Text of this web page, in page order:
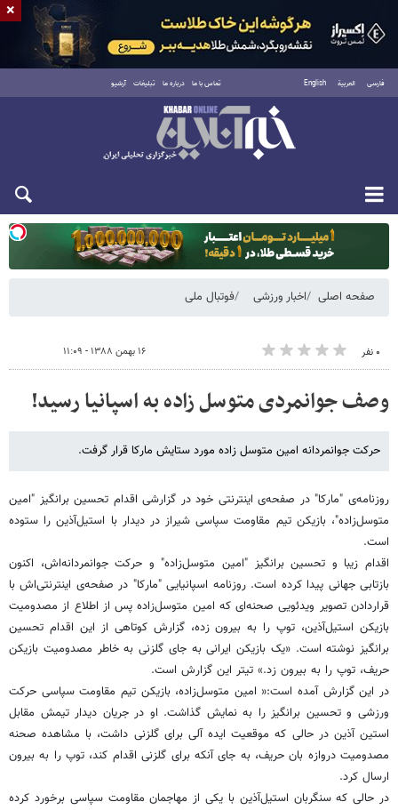
فارسی العربية English تماس با ما درباره ما تبلیغات آرشیو
یکشنبه ۱۸ مرداد ۱۴۰۵
صفحه اصلی اخبار ورزشی فوتبال ملی
۰ نفر ۱۶ بهمن ۱۳۸۸ - ۱۱:۰۹
وصف جوانمردی متوسل زاده به اسپانیا رسید!
حرکت جوانمردانه امین متوسل زاده مورد ستایش مارکا قرار گرفت.
روزنامه‌ی "مارکا" در صفحه‌ی اینترنتی خود در گزارشی اقدام تحسین برانگیز "امین
متوسل‌زاده"، بازیکن تیم مقاومت سپاسی شیراز در دیدار با استیل‌آذین را ستوده
است.
اقدام زیبا و تحسین برانگیز "امین متوسل‌زاده" و حرکت جوانمردانه‌اش، اکنون
بازتابی جهانی پیدا کرده است. روزنامه اسپانیایی "مارکا" در صفحه‌ی اینترنتی‌اش با
قراردادن تصویر ویدئویی صحنه‌ای که امین متوسل‌زاده پس از اطلاع از مصدومیت
بازیکن استیل‌آذین، توپ را به بیرون زده، گزارش کوتاهی از این اقدام تحسین
برانگیز نوشته است. «یک بازیکن ایرانی به جای گلزنی به خاطر مصدومیت بازیکن
حریف، توپ را به بیرون زد.» تیتر این گزارش است.
در این گزارش آمده است:« امین متوسل‌زاده، بازیکن تیم مقاومت سپاسی حرکت
ورزشی و تحسین برانگیز را به نمایش گذاشت. او در جریان دیدار تیمش مقابل
استین آذین در حالی که موقعیت ایده آلی برای گلزنی داشت، با مشاهده صحنه
مصدومیت دروازه بان حریف، به جای آنکه برای گلزنی اقدام کند، توپ را به بیرون
ارسال کرد.
در حالی که سنگربان استیل‌آذین با یکی از مهاجمان مقاومت سپاسی برخورد کرده
×